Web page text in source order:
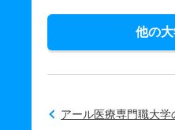
他の
アール医療専門職大